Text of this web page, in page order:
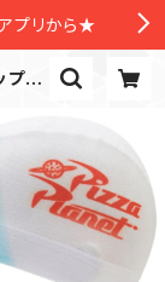
プリから★
プ A
ニ
ニュ